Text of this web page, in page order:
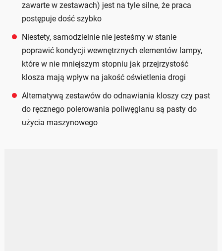
zawarte w zestawach) jest na tyle silne, że praca
postępuje dość szybko
Niestety, samodzielnie nie jesteśmy w stanie
poprawić kondycji wewnętrznych elementów lampy,
które w nie mniejszym stopniu jak przejrzystość
klosza mają wpływ na jakość oświetlenia drogi
Alternatywą zestawów do odnawiania kloszy czy past
do ręcznego polerowania poliwęglanu są pasty do
użycia maszynowego